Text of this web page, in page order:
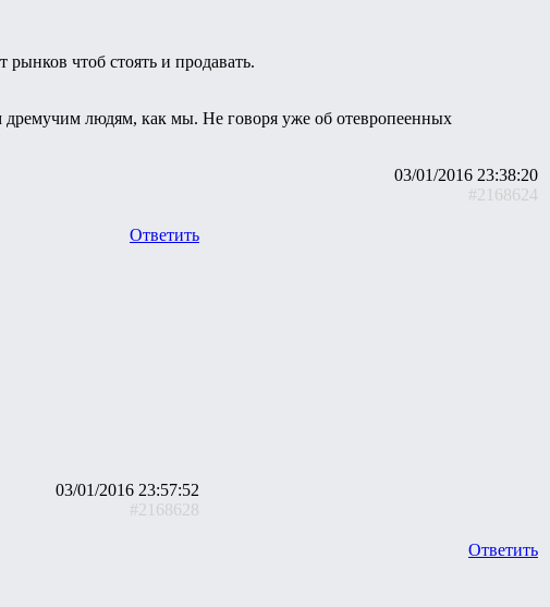
рынков чтоб стоять и продавать.
дремучим людям, как мы. Не говоря уже об отевропеенных
03/01/2016 23:38:20
#2168624
Ответить
03/01/2016 23:57:52
#2168628
Ответить